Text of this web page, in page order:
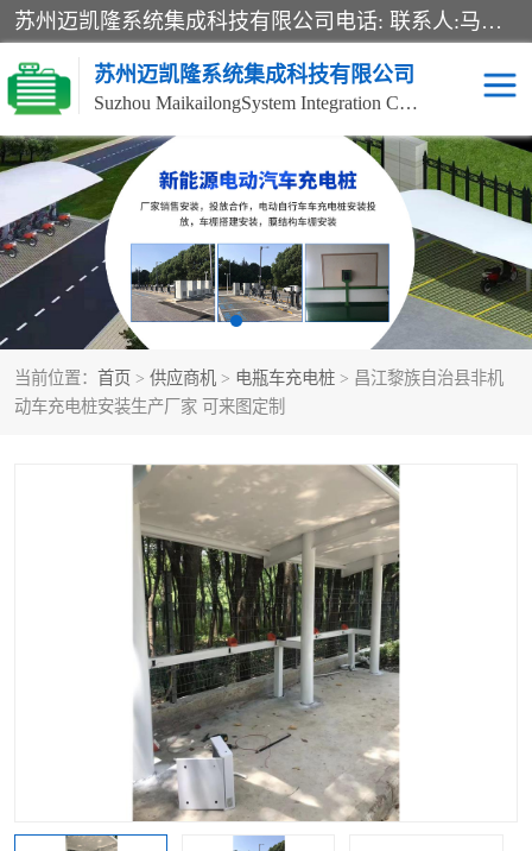
苏州迈凯隆系统集成科技有限公司电话: 联系人:马杰森 销售安装视频监控、报警系统、电话交换机、门禁考勤、巡更系统、呼叫对讲系统、停车场道闸、智能家居、广播系统、综合布线、办公设备、电子商务软件、网络工程、酒店门锁系列 系统集成、VOD视频点播、LED显示屏、节能产品、USP电源、收银机等弱电及智能化项目。
苏州迈凯隆系统集成科技有限公司
Suzhou MaikailongSystem Integration Co., Ltd.
当前位置： 首页 > 供应商机 > 电瓶车充电桩 > 昌江黎族自治县非机
动车充电桩安装生产厂家 可来图定制
非机动车充电桩 电瓶车充电桩
电动自行车充电桩 两轮电动车充电桩
充电桩